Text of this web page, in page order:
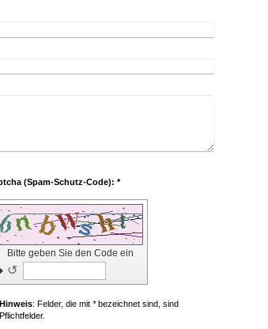
Captcha (Spam-Schutz-Code): *
Bitte geben Sie den Code ein
↺
Hinweis : Felder, die mit *bezeichnet sind, sind
Pflichtfelder.